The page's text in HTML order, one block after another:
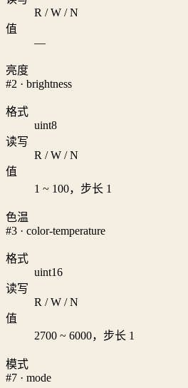
R / W / N
值
—
亮度
#2 · brightness
格式
uint8
读写
R / W / N
值
1 ~ 100，步长 1
色温
#3 · color-temperature
格式
uint16
读写
R / W / N
值
2700 ~ 6000，步长 1
模式
#7 · mode